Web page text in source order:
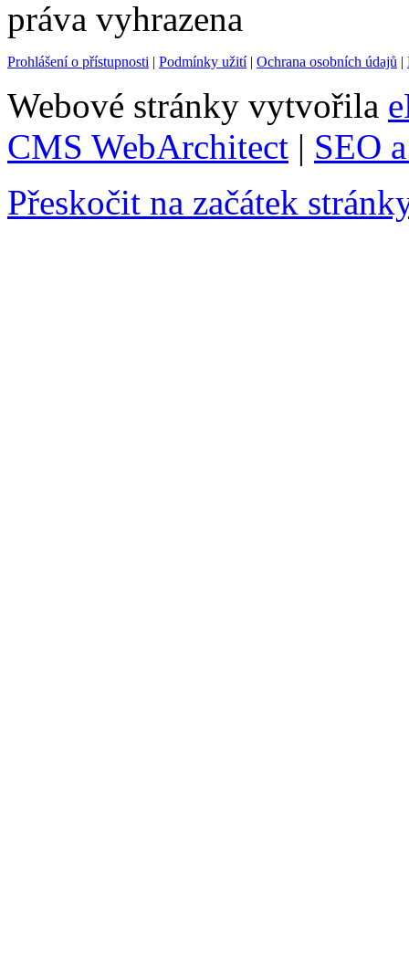
práva vyhrazena
Prohlášení o přístupnosti | Podmínky užití| Ochrana osobních údajů |
Webové stránky vytvořila
CMS WebArchitect | SEO
Přeskočit na začátek